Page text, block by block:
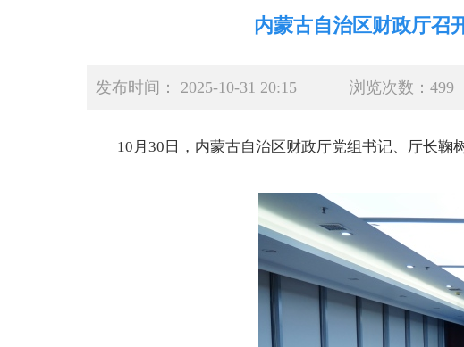
内蒙古自治区财政厅召
发布时间： 2025-10-31 20:15 浏览次数：499
10月30日，内蒙古自治区财政厅党组书记、厅长鞠